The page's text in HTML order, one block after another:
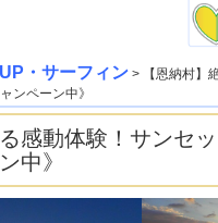
・サーフィン > 【恩納村】
ンペーン中》
感動体験！サンセ
中》